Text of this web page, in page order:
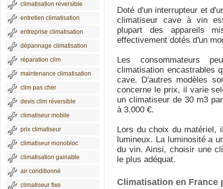
climatisation réversible
entretien climatisation
entreprise climatisation
dépannage climatisation
réparation clim
maintenance climatisation
clim pas cher
devis clim réversible
climatiseur mobile
prix climatiseur
climatiseur monobloc
climatisation gainable
air conditionné
climatiseur fixe
Doté d'un interrupteur et
climatiseur cave à vin
plupart des appareils
effectivement dotés d'un
Les consommateurs
climatisation encastrables
cave. D'autres modèles
concerne le prix, il varie
un climatiseur de 30 m3
à 3.000 €.
Lors du choix du matériel,
lumineux. La luminosité a
du vin. Ainsi, choisir une
le plus adéquat.
Climatisation en France